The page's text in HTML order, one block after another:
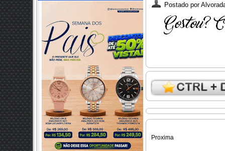
Postado por
Proxima